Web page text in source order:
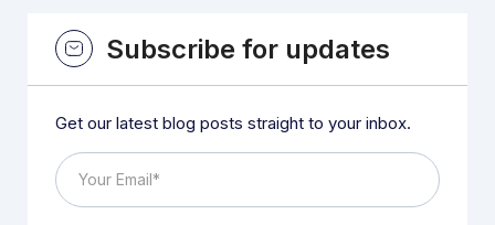
Subscribe for updates
Get our latest blog posts straight to your inbox.